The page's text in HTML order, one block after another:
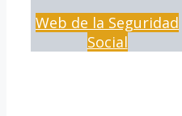
Web de la Seguridad
Social